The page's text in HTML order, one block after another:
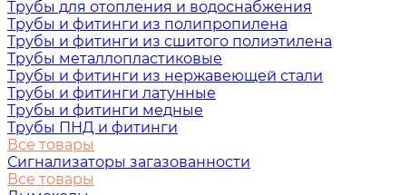
Трубы для отопления и водоснабжения
Трубы и фитинги из полипропилена
Трубы и фитинги из сшитого полиэтилена
Трубы металлопластиковые
Трубы и фитинги из нержавеющей стали
Трубы и фитинги латунные
Трубы и фитинги медные
Трубы ПНД и фитинги
Все товары
Сигнализаторы загазованности
Все товары